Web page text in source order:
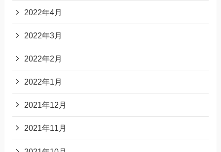
2022年4月
2022年3月
2022年2月
2022年1月
2021年12月
2021年11月